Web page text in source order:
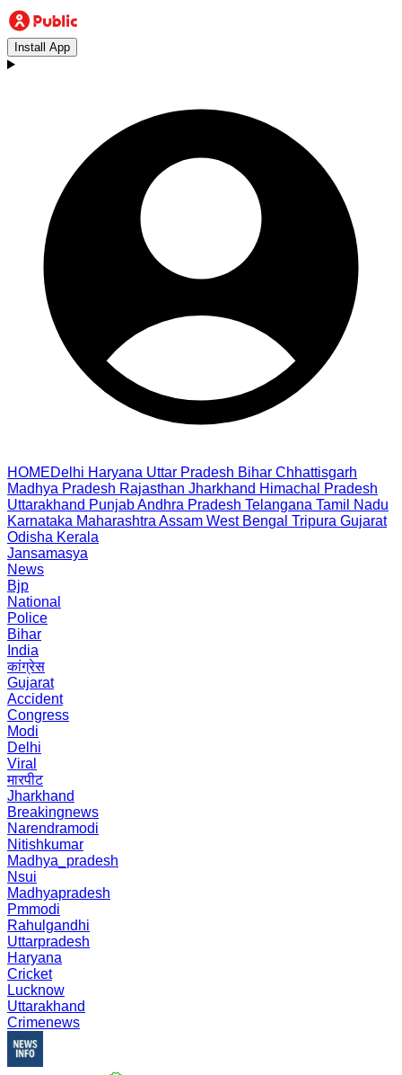
Install App
HOMEDelhi Haryana Uttar Pradesh Bihar Chhattisgarh
Madhya Pradesh Rajasthan Jharkhand Himachal Pradesh
Uttarakhand PunjabAndhra Pradesh Telangana Tamil Nadu
Karnataka Maharashtra Assam West Bengal Tripura Gujarat
Odisha Kerala
Jansamasya
News
Bjp
National
Police
Bihar
India
कांग्रेस
Gujarat
Accident
Congress
Modi
Delhi
Viral
मारपीट
Jharkhand
Breakingnews
Narendramodi
Nitishkumar
Madhya_pradesh
Nsui
Madhyapradesh
Pmmodi
Rahulgandhi
Uttarpradesh
Haryana
Cricket
Lucknow
Uttarakhand
Crimenews